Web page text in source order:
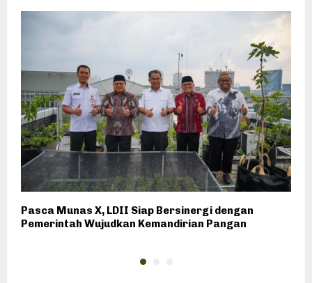
Pasca Munas X, LDII Siap Bersinergi dengan
Pemerintah Wujudkan Kemandirian Pangan